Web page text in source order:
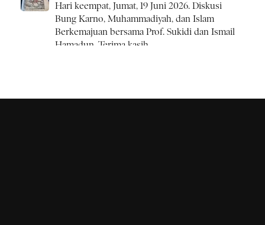
Hari keempat, Jumat, 19 Juni 2026. Diskusi
Bung Karno, Muhammadiyah, dan Islam
Berkemajuan bersama Prof. Sukidi dan Ismail
Hamadun. Terima kasih.